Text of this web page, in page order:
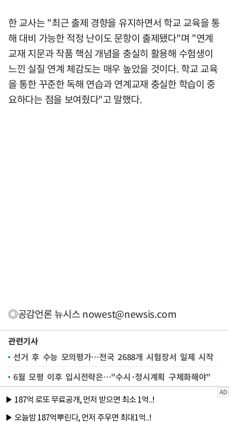
한 교사는 "최근 출제 경향을 유지하면서 학교 교육을 통
해 대비 가능한 적정 난이도 문항이 출제됐다"며 "연계
교재 지문과 작품 핵심 개념을 충실히 활용해 수험생이
느낀 실질 연계 체감도는 매우 높았을 것이다. 학교 교육
을 통한 꾸준한 독해 연습과 연계교재 충실한 학습이 중
요하다는 점을 보여줬다"고 말했다.
◎공감언론 뉴시스nowest@newsis.com
관련기사
선거 후 수능 모의평가…전국 2688개 시험장서 일제 시작
6월 모평 이후 입시전략은…"수시·정시계획 구체화해야"